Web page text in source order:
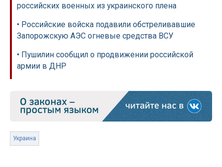
российских военных из украинского плена
• Российские войска подавили обстреливавшие
Запорожскую АЭС огневые средства ВСУ
• Пушилин сообщил о продвижении российской
армии в ДНР
Украина